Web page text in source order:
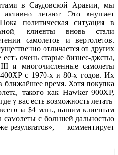
в Саудовской Аравии, мы
летают. Это внушает
политическая ситуация в
клиенты вновь стали
самолетов и вертолетов.
отличается от других
очень старые бизнес-джеты,
и многочисленные самолеты
с 1970-х и 80-х годов. Их
ближайшее время. Хотя покупка
такого как Hawker 900XP,
у вас есть возможность летать
за $4 млн., нашим клиентам
с большей дальностью
результатов», — комментирует